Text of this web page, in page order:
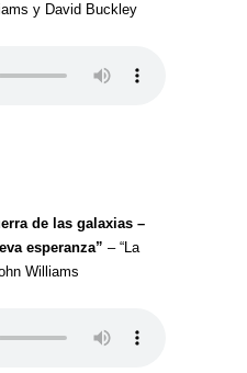
y David Buckley
de las galaxias –
esperanza” – “La
Williams